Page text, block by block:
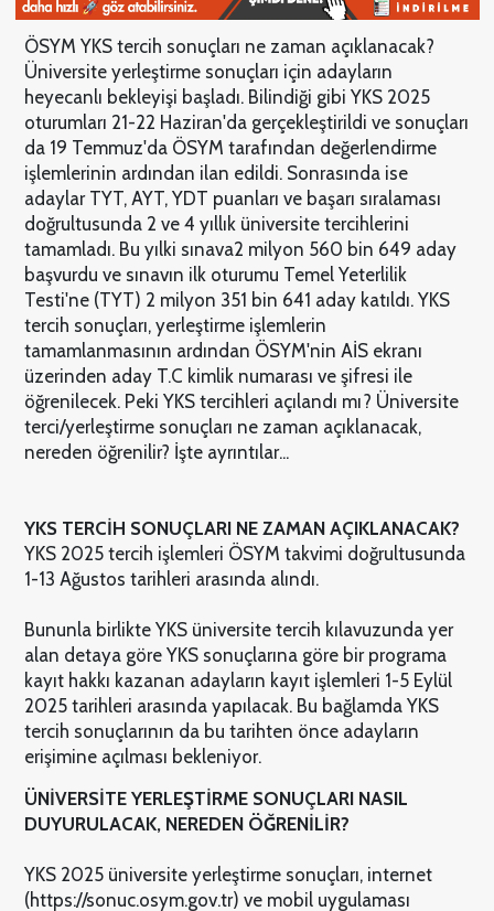
ÖSYM YKS tercih sonuçları ne zaman açıklanacak?
Üniversite yerleştirme sonuçları için adayların
heyecanlı bekleyişi başladı. Bilindiği gibi YKS 2025
oturumları 21-22 Haziran'da gerçekleştirildi ve sonuçları
da 19 Temmuz'da ÖSYM tarafından değerlendirme
işlemlerinin ardından ilan edildi. Sonrasında ise
adaylar TYT, AYT, YDT puanları ve başarı sıralaması
doğrultusunda 2 ve 4 yıllık üniversite tercihlerini
tamamladı. Bu yılki sınava2 milyon 560 bin 649 aday
başvurdu ve sınavın ilk oturumu Temel Yeterlilik
Testi'ne (TYT) 2 milyon 351 bin 641 aday katıldı. YKS
tercih sonuçları, yerleştirme işlemlerin
tamamlanmasının ardından ÖSYM'nin AİS ekranı
üzerinden aday T.C kimlik numarası ve şifresi ile
öğrenilecek. Peki YKS tercihleri açılandı mı? Üniversite
terci/yerleştirme sonuçları ne zaman açıklanacak,
nereden öğrenilir? İşte ayrıntılar...
YKS TERCİH SONUÇLARI NE ZAMAN AÇIKLANACAK?
YKS 2025 tercih işlemleri ÖSYM takvimi doğrultusunda
1-13 Ağustos tarihleri arasında alındı.
Bununla birlikte YKS üniversite tercih kılavuzunda yer
alan detaya göre YKS sonuçlarına göre bir programa
kayıt hakkı kazanan adayların kayıt işlemleri 1-5 Eylül
2025 tarihleri arasında yapılacak. Bu bağlamda YKS
tercih sonuçlarının da bu tarihten önce adayların
erişimine açılması bekleniyor.
ÜNİVERSİTE YERLEŞTİRME SONUÇLARI NASIL
DUYURULACAK, NEREDEN ÖĞRENİLİR?
YKS 2025 üniversite yerleştirme sonuçları, internet
(https://sonuc.osym.gov.tr) ve mobil uygulaması